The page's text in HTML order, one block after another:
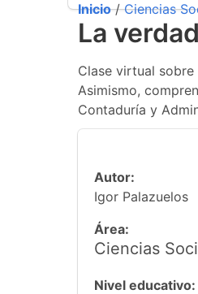
Inicio/Ciencias
La
Clase virtual
Asimismo,
Contaduría y
Autor:
Igor Palazuelos
Área:
Ciencias
Nivel educativo: